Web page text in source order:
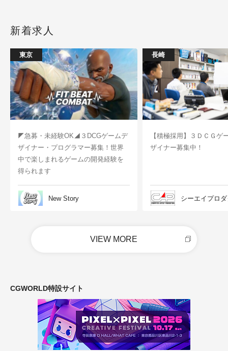
新着求人
東京
◤急募・未経験OK◢３DCGゲームデ
ザイナー・プログラマー募集！世界
中で楽しまれるゲームの開発経験を
得られます
New Story
長崎
【積極採用】３ＤＣＧゲ
ザイナー募集中！
シーエイプロ
VIEW MORE
CGWORLD特設サイト